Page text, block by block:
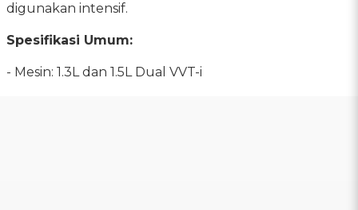
digunakan intensif.
Spesifikasi Umum:
- Mesin: 1.3L dan 1.5L Dual VVT-i